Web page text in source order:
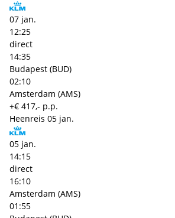
07 jan.
12:25
direct
14:35
Budapest (BUD)
02:10
Amsterdam (AMS)
+€ 417,- p.p.
Heenreis 05 jan.
05 jan.
14:15
direct
16:10
Amsterdam (AMS)
01:55